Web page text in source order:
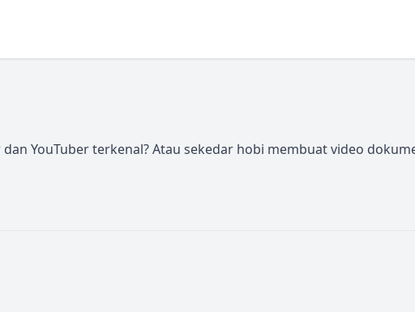
YouTuber terkenal? Atau sekedar hobi membuat video